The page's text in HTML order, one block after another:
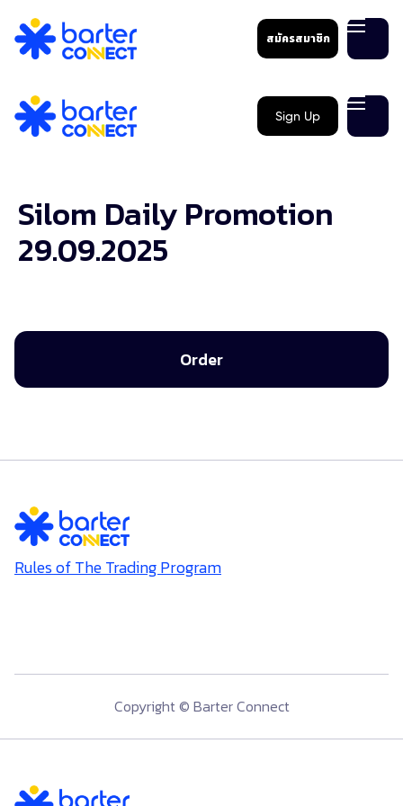
สมัครสมาชิก
Sign Up
Silom Daily Promotion
29.09.2025
Order
Rules of The Trading Program
Copyright © Barter Connect